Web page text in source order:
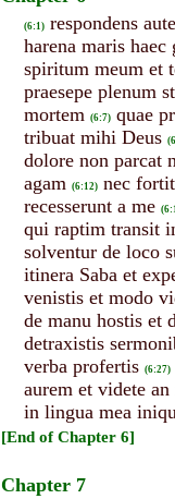
(6:1) respondens
harena maris
spiritum meum et
praesepe plenum
mortem (6:7) quae
tribuat mihi Deus
dolore non parcat
agam (6:12) nec
recesserunt a me
qui raptim transit
solventur de loco
itinera Saba et
venistis et modo
de manu hostis et
detraxistis
verba profertis (6:27)
aurem et videte
in lingua mea
[End of Chapter 6]
Chapter 7